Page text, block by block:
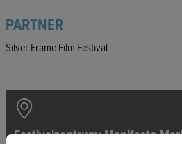
PARTNER
Silver Frame Film Festival
Festivalzentrum: Manifesto